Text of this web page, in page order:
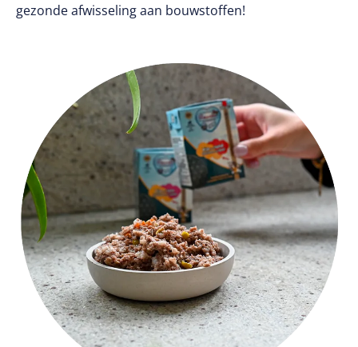
gezonde afwisseling aan bouwstoffen!